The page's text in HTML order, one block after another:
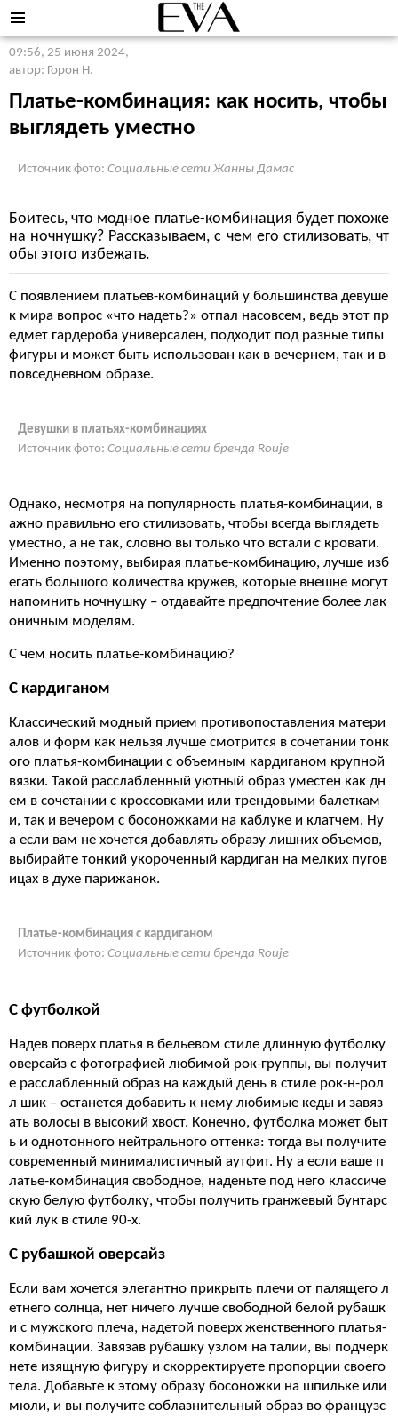
09:56, 25 июня 2024,
автор: Горон Н.
Платье-комбинация: как носить, чтобы
выглядеть уместно
Источник фото: Социальные сети Жанны Дамас
Боитесь, что модное платье-комбинация будет похоже
на ночнушку? Рассказываем, с чем его стилизовать, чт
обы этого избежать.
С появлением платьев-комбинаций у большинства девуше
к мира вопрос «что надеть?» отпал насовсем, ведь этот пр
едмет гардероба универсален, подходит под разные типы
фигуры и может быть использован как в вечернем, так и в
повседневном образе.
Девушки в платьях-комбинациях
Источник фото: Социальные сети бренда Rouje
Однако, несмотря на популярность платья-комбинации, в
ажно правильно его стилизовать, чтобы всегда выглядеть
уместно, а не так, словно вы только что встали с кровати.
Именно поэтому, выбирая платье-комбинацию, лучше изб
егать большого количества кружев, которые внешне могут
напомнить ночнушку – отдавайте предпочтение более лак
оничным моделям.
С чем носить платье-комбинацию?
С кардиганом
Классический модный прием противопоставления матери
алов и форм как нельзя лучше смотрится в сочетании тонк
ого платья-комбинации с объемным кардиганом крупной
вязки. Такой расслабленный уютный образ уместен как дн
ем в сочетании с кроссовками или трендовыми балеткам
и, так и вечером с босоножками на каблуке и клатчем. Ну
а если вам не хочется добавлять образу лишних объемов,
выбирайте тонкий укороченный кардиган на мелких пугов
ицах в духе парижанок.
Платье-комбинация с кардиганом
Источник фото: Социальные сети бренда Rouje
С футболкой
Надев поверх платья в бельевом стиле длинную футболку
оверсайз с фотографией любимой рок-группы, вы получит
е расслабленный образ на каждый день в стиле рок-н-рол
л шик – останется добавить к нему любимые кеды и завяз
ать волосы в высокий хвост. Конечно, футболка может быт
ь и однотонного нейтрального оттенка: тогда вы получите
современный минималистичный аутфит. Ну а если ваше п
латье-комбинация свободное, наденьте под него классиче
скую белую футболку, чтобы получить гранжевый бунтарс
кий лук в стиле 90-х.
С рубашкой оверсайз
Если вам хочется элегантно прикрыть плечи от палящего л
етнего солнца, нет ничего лучше свободной белой рубашк
и с мужского плеча, надетой поверх женственного платья-
комбинации. Завязав рубашку узлом на талии, вы подчерк
нете изящную фигуру и скорректируете пропорции своего
тела. Добавьте к этому образу босоножки на шпильке или
мюли, и вы получите соблазнительный образ во французс